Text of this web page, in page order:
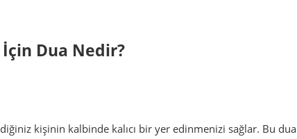
Dua Nedir?
kişinin kalbinde kalıcı bir yer edinmenizi sağlar. Bu dua